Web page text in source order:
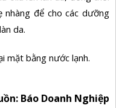
nhàng để cho các dưỡng
da.
mặt bằng nước lạnh.
Báo Doanh Nghiệp